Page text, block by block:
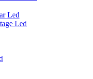
Led
Led